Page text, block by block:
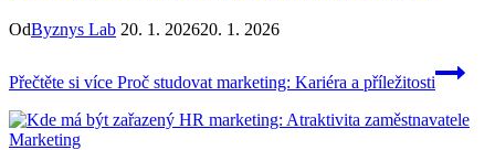
OdByznys Lab 20. 1. 202620. 1. 2026
Přečtěte si více Proč studovat marketing: Kariéra a příležitosti
Marketing